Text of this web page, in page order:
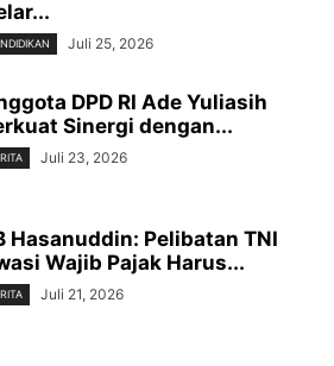
Juli 25, 2026
DPD RI Ade Yuliasih
Sinergi dengan...
Juli 23, 2026
Hasanuddin: Pelibatan TNI
Wajib Pajak Harus...
Juli 21, 2026